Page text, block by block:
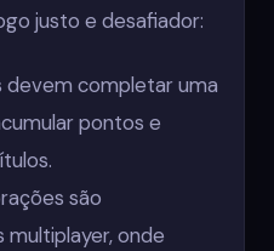
justo e desafiador:
devem completar uma
pontos e
são
onde